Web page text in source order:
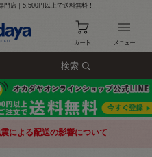
門店｜5,500円以上で送料無料！
検索
による配送の影響について